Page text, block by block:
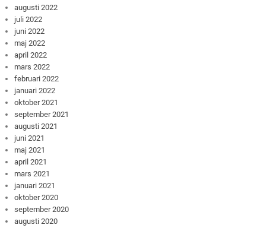
augusti 2022
juli 2022
juni 2022
maj 2022
april 2022
mars 2022
februari 2022
januari 2022
oktober 2021
september 2021
augusti 2021
juni 2021
maj 2021
april 2021
mars 2021
januari 2021
oktober 2020
september 2020
augusti 2020